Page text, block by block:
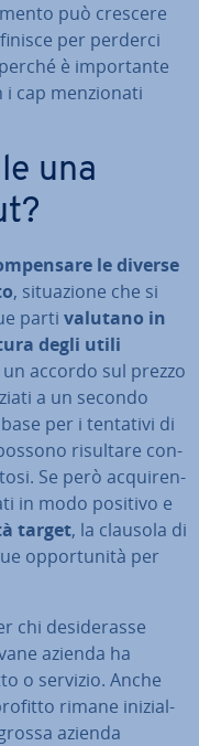
può crescere
per perderci
è im­por­tan­te
cap men­zio­na­ti
una
le diverse
, si­tua­zio­ne che si
parti valutano in
degli utili
accordo sul prezzo
a un secondo
per i tentativi di
risultare con­
Se però ac­qui­ren­
in modo positivo e
target, la clausola di
op­por­tu­ni­tà per
chi de­si­de­ras­se
azienda ha
o servizio. Anche
rimane ini­zial­
azienda